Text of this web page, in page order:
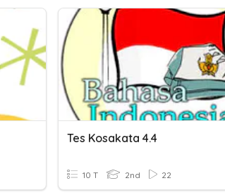
Tes Kosakata 4.4
10 T 2nd 22